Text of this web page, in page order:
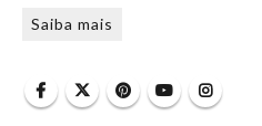
Saiba mais